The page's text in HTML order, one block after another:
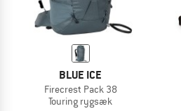
BLUE ICE
Firecrest Pack 38
Touring rygsæk